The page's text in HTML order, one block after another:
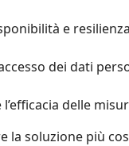
e
dei dati
delle
la soluzione più